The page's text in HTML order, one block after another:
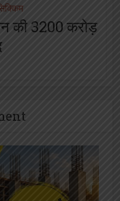
की 3200 करोड़